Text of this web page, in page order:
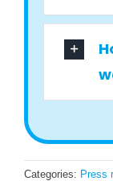
Categories: Press